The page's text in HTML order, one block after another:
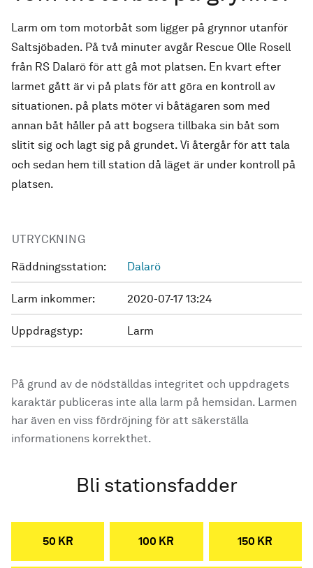
Larm om tom motorbåt som ligger på grynnor utanför
Saltsjöbaden. På två minuter avgår Rescue Olle Rosell
från RS Dalarö för att gå mot platsen. En kvart efter
larmet gått är vi på plats för att göra en kontroll av
situationen. på plats möter vi båtägaren som med
annan båt håller på att bogsera tillbaka sin båt som
slitit sig och lagt sig på grundet. Vi återgår för att tala
och sedan hem till station då läget är under kontroll på
platsen.
UTRYCKNING
Räddningsstation: Dalarö
Larm inkommer: 2020-07-17 13:24
Uppdragstyp: Larm
På grund av de nödställdas integritet och uppdragets
karaktär publiceras inte alla larm på hemsidan. Larmen
har även en viss fördröjning för att säkerställa
informationens korrekthet.
Bli stationsfadder
50 KR 100 KR 150 KR